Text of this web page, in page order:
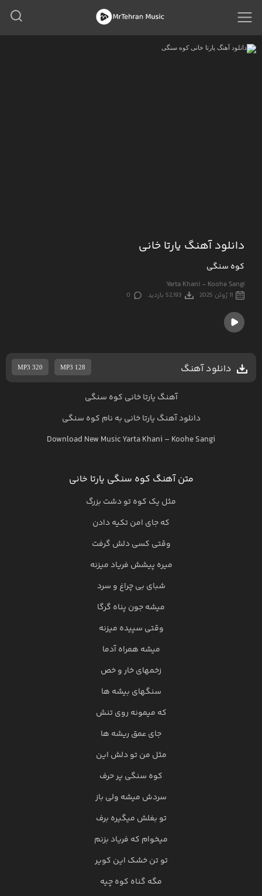
دانلود آهنگ یارتا خانی
کوه سنگی
Yarta Khani - Koohe Sangi
11 ژوئن 2025 52,193 بازدید 0
دانلود آهنگ MP3 320 MP3 128
آهنگ یارتا خانی کوه سنگی
دانلود آهنگ یارتا خانی به نام کوه سنگی
Download New MusicYarta Khani – Koohe Sangi
متن آهنگ کوه سنگی یارتا خانی
مثل یک کوه تو دشت بزرگ
که جای امن تکیه دادن
وقتی کسی دلش گرفت
میره پیشش فریاد میزنه
شبای بی چراغ و سرد
میشه جون پناه گرگا
وقتی سپیده میزنه
میشه همراه آدما
زخمهای خار و خص
سنگهای بیشه ها
که میمونه روی تنش
جای عمق ریشه ها
مثل من تو دلش این
کوه سنگی پر حرف
سردش میشه ولی باز
تو بغلش میگیره برف
میخوام که فریاد بزنم
تو تن خشک این کویر
مگه گناه کوه چیه